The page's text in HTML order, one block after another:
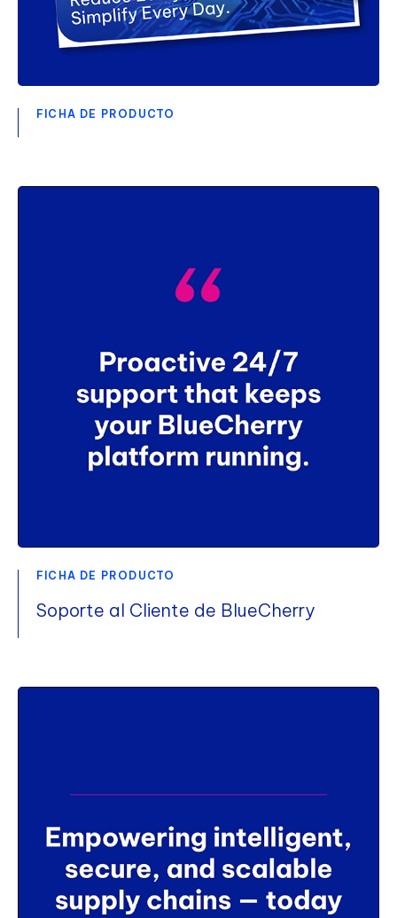
FICHA DE PRODUCTO
FICHA DE PRODUCTO
Soporte al Cliente de BlueCherry